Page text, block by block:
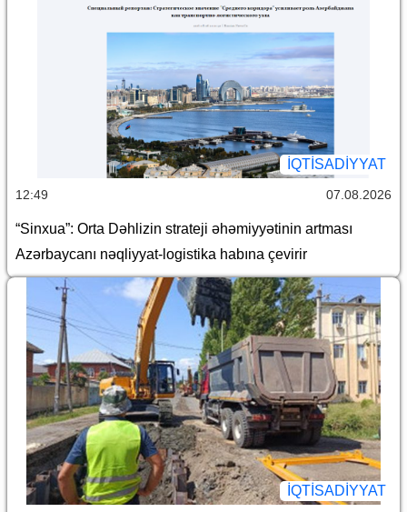
İQTİSADİYYAT
12:49 07.08.2026
“Sinxua”: Orta Dəhlizin strateji əhəmiyyətinin artması
Azərbaycanı nəqliyyat-logistika habına çevirir
İQTİSADİYYAT